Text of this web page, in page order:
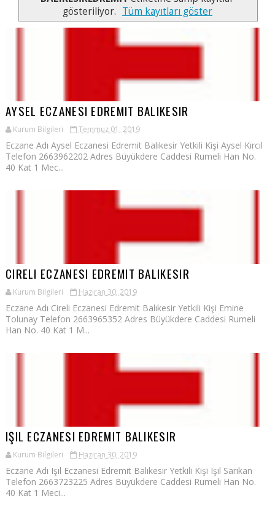
gösteriliyor. Tüm kayıtları göster
AYSEL ECZANESI EDREMIT BALIKESIR
Kurum Bilgileri Temmuz 01, 2019
Eczane Adı Aysel Eczanesi Edremit Balıkesir Yetkili Kişi Aysel Kırcıl
Telefon 2663962202 Adres Büyükdere Caddesi Rumeli Han No.
40 Kat 1 Mec...
CIRELI ECZANESI EDREMIT BALIKESIR
Kurum Bilgileri Haziran 30, 2019
Eczane Adı Cireli Eczanesi Edremit Balıkesir Yetkili Kişi Emine
Tolunay Telefon 2663965352 Adres Büyükdere Caddesi Rumeli
Han No. 40 Kat 1 M...
IŞIL ECZANESI EDREMIT BALIKESIR
Kurum Bilgileri Haziran 30, 2019
Eczane Adı Işıl Eczanesi Edremit Balıkesir Yetkili Kişi Işıl Sarıkan
Telefon 2663723225 Adres Büyükdere Caddesi Rumeli Han No.
40 Kat 1 Meci...